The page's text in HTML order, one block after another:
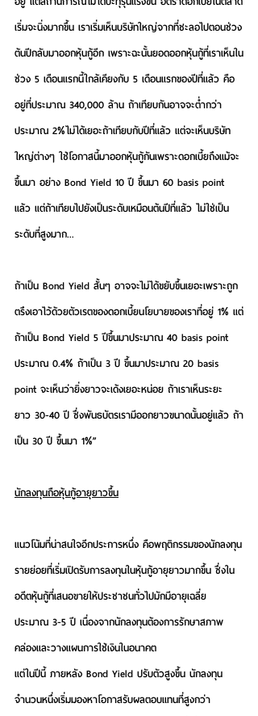
เริ่มจะนิ่งมากขึ้น เราเริ่มเห็นบริษัทใหญ่จากที่ชะลอไปตอนช่วง
ต้นปีกลับมาออกหุ้นกู้อีก เพราะฉะนั้นยอดออกหุ้นกู้ที่เราเห็นใน
ช่วง 5 เดือนแรกนี้ใกล้เคียงกับ 5 เดือนแรกของปีที่แล้ว คือ
อยู่ที่ประมาณ 340,000 ล้าน ถ้าเทียบกันอาจจะต่ำกว่า
ประมาณ 2%ไม่ได้เยอะถ้าเทียบกับปีที่แล้ว แต่จะเห็นบริษัท
ใหญ่ต่างๆ ใช้โอกาสนี้มาออกหุ้นกู้กันเพราะดอกเบี้ยถึงแม้จะ
ขึ้นมา อย่าง Bond Yield 10 ปี ขึ้นมา 60 basis point
แล้ว แต่ถ้าเทียบไปยังเป็นระดับเหมือนต้นปีที่แล้ว ไม่ใช่เป็น
ระดับที่สูงมาก...
ถ้าเป็น Bond Yield สั้นๆ อาจจะไม่ได้ขยับขึ้นเยอะเพราะถูก
ตรึงเอาไว้ด้วยตัวเรตของดอกเบี้ยนโยบายของเราที่อยู่ 1% แต่
ถ้าเป็น Bond Yield 5 ปีขึ้นมาประมาณ 40 basis point
ประมาณ 0.4% ถ้าเป็น 3 ปี ขึ้นมาประมาณ 20 basis
point จะเห็นว่ายิ่งยาวจะเด้งเยอะหน่อย ถ้าเราเห็นระยะ
ยาว 30-40 ปี ซึ่งพันธบัตรเรามีออกยาวขนาดนั้นอยู่แล้ว ถ้า
เป็น 30 ปี ขึ้นมา 1%”
นักลงทุนถือหุ้นกู้อายุยาวขึ้น
แนวโน้มที่น่าสนใจอีกประการหนึ่ง คือพฤติกรรมของนักลงทุน
รายย่อยที่เริ่มเปิดรับการลงทุนในหุ้นกู้อายุยาวมากขึ้น ซึ่งใน
อดีตหุ้นกู้ที่เสนอขายให้ประชาชนทั่วไปมักมีอายุเฉลี่ย
ประมาณ 3-5 ปี เนื่องจากนักลงทุนต้องการรักษาสภาพ
คล่องและวางแผนการใช้เงินในอนาคต
แต่ในปีนี้ ภายหลัง Bond Yield ปรับตัวสูงขึ้น นักลงทุน
จำนวนหนึ่งเริ่มมองหาโอกาสรับผลตอบแทนที่สูงกว่า